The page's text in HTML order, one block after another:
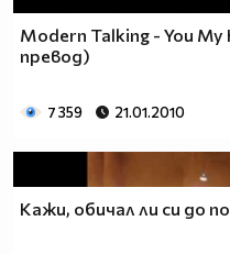
Modern Talking - You My
превод)
7 359 21.01.2010
Кажи, обичал ли си до